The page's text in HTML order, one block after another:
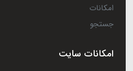
امکانات
جستجو
امکانات سایت